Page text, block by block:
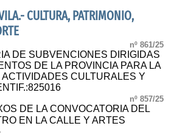
CULTURA, PATRIMONIO,
nº 861/25
DE SUBVENCIONES DIRIGIDAS
DE LA PROVINCIA PARA LA
CULTURALES Y
nº 857/25
DE LA CONVOCATORIA DEL
EN LA CALLE Y ARTES